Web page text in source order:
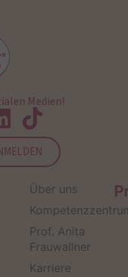
Medien!
Über uns
Prof. Anita
Frauwallner
Karriere